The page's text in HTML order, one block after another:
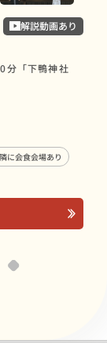
解説動画あり
分「下鴨神社
に会食会場あり